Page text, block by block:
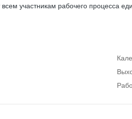
участникам рабочего процесса